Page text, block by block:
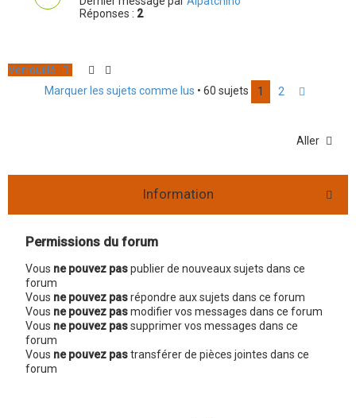
Réponses : 2
Verrouillé
Marquer les sujets comme lus • 60 sujets 1 2
a
Aller
Information
Permissions du forum
Vous ne pouvez paspublier de nouveaux sujets dans ce
forum
Vous ne pouvez pasrépondre aux sujets dans ce forum
Vous ne pouvez pasmodifier vos messages dans ce forum
Vous ne pouvez passupprimer vos messages dans ce
forum
Vous ne pouvez pastransférer de pièces jointes dans ce
forum